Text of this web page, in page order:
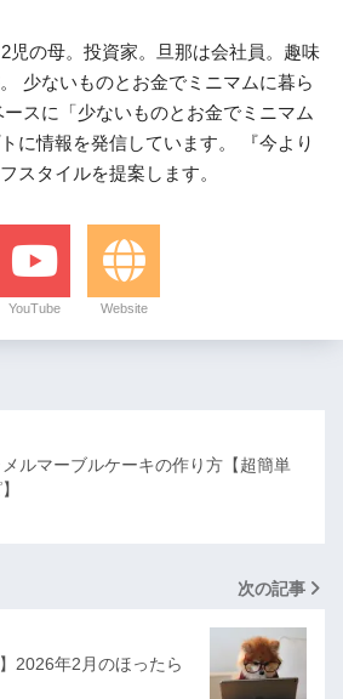
児の母。投資家。旦那は会社員。趣味
少ないものとお金でミニマムに暮ら
スに「少ないものとお金でミニマム
に情報を発信しています。 『今より
スタイルを提案します。
YouTube Website
ルマーブルケーキの作り方【超簡単
次の記事
2026年2月のほったら